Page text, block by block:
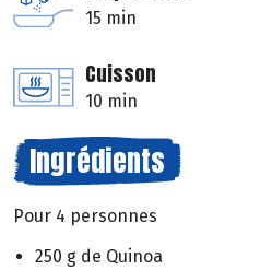
15 min
Cuisson
10 min
Ingrédients
Pour 4 personnes
250 g de Quinoa